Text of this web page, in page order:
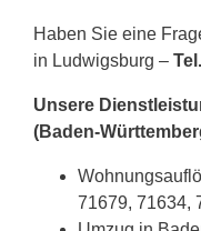
Haben Sie eine
in Ludwigsburg –
Unsere
(Baden-
71679, 71634,